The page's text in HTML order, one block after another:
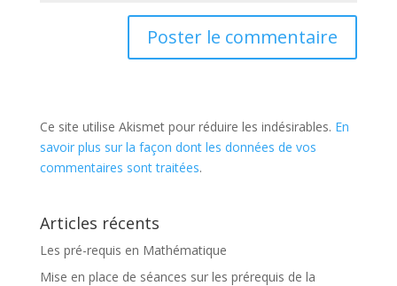
Ce site utilise Akismet pour réduire les indésirables. En
savoir plus sur la façon dont les données de vos
commentaires sont traitées.
Articles récents
Les pré-requis en Mathématique
Mise en place de séances sur les prérequis de la